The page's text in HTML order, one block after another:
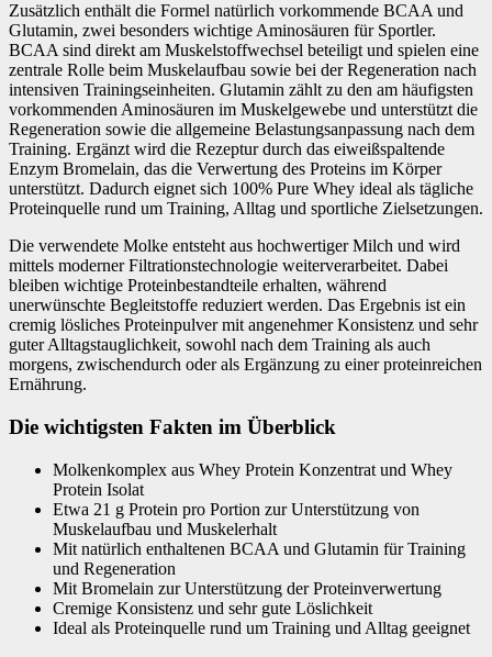
Zusätzlich enthält die Formel natürlich vorkommende BCAA und
Glutamin, zwei besonders wichtige Aminosäuren für Sportler.
BCAA sind direkt am Muskelstoffwechsel beteiligt und spielen eine
zentrale Rolle beim Muskelaufbau sowie bei der Regeneration nach
intensiven Trainingseinheiten. Glutamin zählt zu den am häufigsten
vorkommenden Aminosäuren im Muskelgewebe und unterstützt die
Regeneration sowie die allgemeine Belastungsanpassung nach dem
Training. Ergänzt wird die Rezeptur durch das eiweißspaltende
Enzym Bromelain, das die Verwertung des Proteins im Körper
unterstützt. Dadurch eignet sich 100% Pure Whey ideal als tägliche
Proteinquelle rund um Training, Alltag und sportliche Zielsetzungen.
Die verwendete Molke entsteht aus hochwertiger Milch und wird
mittels moderner Filtrationstechnologie weiterverarbeitet. Dabei
bleiben wichtige Proteinbestandteile erhalten, während
unerwünschte Begleitstoffe reduziert werden. Das Ergebnis ist ein
cremig lösliches Proteinpulver mit angenehmer Konsistenz und sehr
guter Alltagstauglichkeit, sowohl nach dem Training als auch
morgens, zwischendurch oder als Ergänzung zu einer proteinreichen
Ernährung.
Die wichtigsten Fakten im Überblick
Molkenkomplex aus Whey Protein Konzentrat und Whey
Protein Isolat
Etwa 21 g Protein pro Portion zur Unterstützung von
Muskelaufbau und Muskelerhalt
Mit natürlich enthaltenen BCAA und Glutamin für Training
und Regeneration
Mit Bromelain zur Unterstützung der Proteinverwertung
Cremige Konsistenz und sehr gute Löslichkeit
Ideal als Proteinquelle rund um Training und Alltag geeignet